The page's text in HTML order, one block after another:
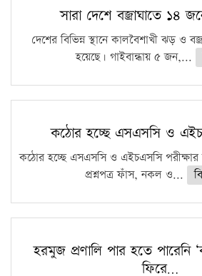
সারা দেশে বজ্রাঘাতে ১৪
দেশের বিভিন্ন স্থানে কালবৈশাখী ঝড় ও
হয়েছে। গাইবান্ধায় ৫ জন,...
কঠোর হচ্ছে এসএসসি ও
কঠোর হচ্ছে এসএসসি ও এইচএসসি পরীক্ষার
প্রশ্নপত্র ফাঁস, নকল ও...
হরমুজ প্রণালি পার হতে পারেনি
ফিরে…